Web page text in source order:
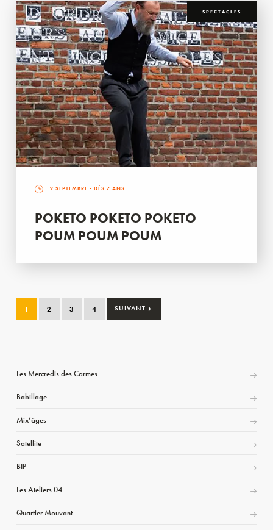
SPECTACLES
2 SEPTEMBRE - DÈS 7 ANS
POKETO POKETO POKETO
POUM POUM POUM
1 2 3 4 SUIVANT ›
Les Mercredis des Carmes
Babillage
Mix’âges
Satellite
BIP
Les Ateliers 04
Quartier Mouvant